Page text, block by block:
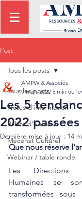
Post
Tous les posts
Notes d'information
Billets d'humeur
Mécénat Culturel
Webinar / table ronde
Tous les posts
Les 5
2022
AMPW & Associés
9 mars 2022 5 min de
Dernière mise à jour : 14
Que nous réserve
Les Directions
Humaines se
transformées